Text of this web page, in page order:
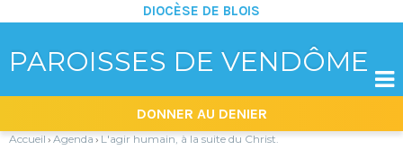
PAROISSES DE VENDÔME
DIOCÈSE DE BLOIS
|
Aller
DONNER AU DENIER

Accueil › Agenda › L'agir humain, à la suite du Christ.